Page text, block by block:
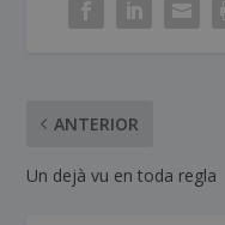
ANTERIOR
Un dejà vu en toda regla